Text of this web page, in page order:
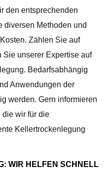
den entsprechenden
diversen Methoden und
Zählen Sie auf
Sie unserer Expertise auf
Bedarfsabhängig
Anwendungen der
werden. Gern informieren
die wir für die
Kellertrockenlegung
WIR HELFEN SCHNELL